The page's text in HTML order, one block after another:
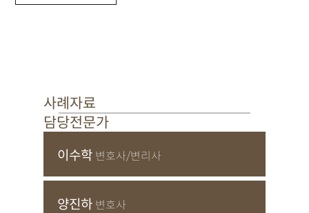
사례자료
담당전문가
이수학 변호사/변리사
양진하 변호사